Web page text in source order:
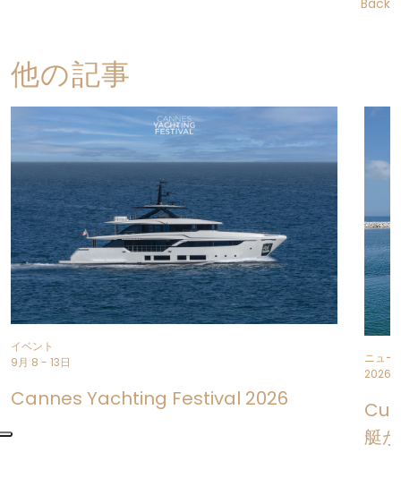
他の記事
イベント
9月 8 - 13日
Cannes Yachting Festival 2026
ニュー
2026
艇